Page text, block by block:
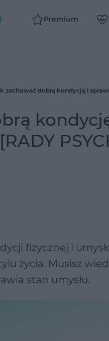
Premium
zachować dobrą kondycję i
fizycznej i
życia. Musisz
stan umysłu.